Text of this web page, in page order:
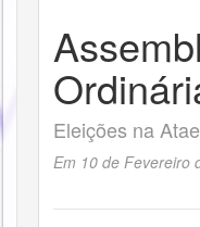
Eleições na
Em 10 de Fevereiro